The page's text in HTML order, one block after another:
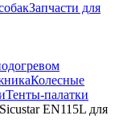
Запчасти для
Колесные
Тенты-палатки
EN115L для